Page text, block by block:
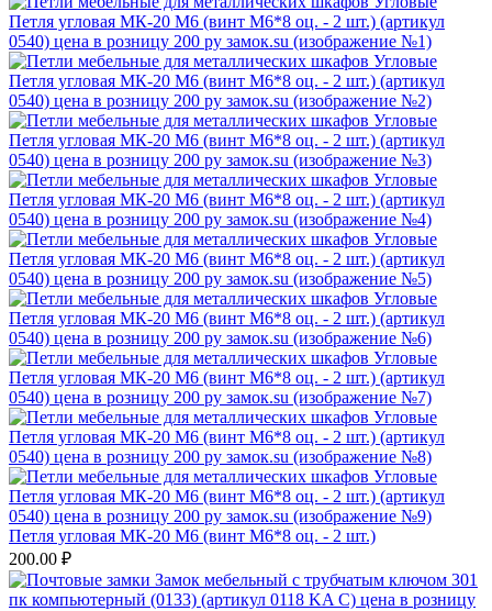
Петля угловая МК-20 М6 (винт М6*8 оц. - 2 шт.)
200.00 ₽